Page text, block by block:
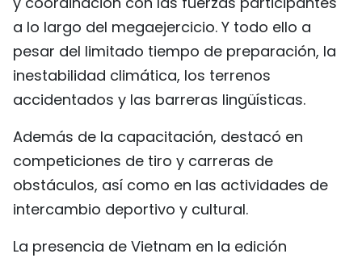
a lo largo del megaejercicio. Y todo ello a
pesar del limitado tiempo de preparación, la
inestabilidad climática, los terrenos
accidentados y las barreras lingüísticas.
Además de la capacitación, destacó en
competiciones de tiro y carreras de
obstáculos, así como en las actividades de
intercambio deportivo y cultural.
La presencia de Vietnam en la edición